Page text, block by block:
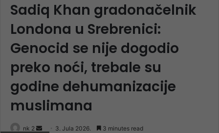
Sadiq Khan gradonačelnik
Londona u Srebrenici:
Genocid se nije dogodio
preko noći, trebale su
godine dehumanizacije
muslimana
nk 2
Send 3. Jula 2026. 3 minutes read